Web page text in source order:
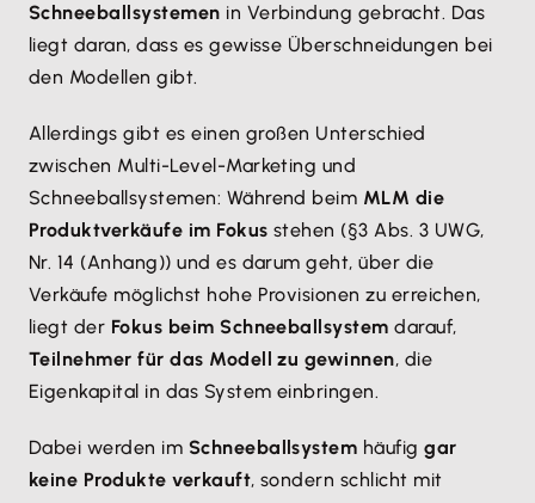
Schneeballsystemen in Verbindung gebracht. Das
liegt daran, dass es gewisse Überschneidungen bei
den Modellen gibt.
Allerdings gibt es einen großen Unterschied
zwischen Multi-Level-Marketing und
Schneeballsystemen: Während beim MLM die
Produktverkäufe im Fokus stehen (§3 Abs. 3 UWG,
Nr. 14 (Anhang)) und es darum geht, über die
Verkäufe möglichst hohe Provisionen zu erreichen,
liegt der Fokus beim Schneeballsystem darauf,
Teilnehmer für das Modell zu gewinnen, die
Eigenkapital in das System einbringen.
Dabei werden im Schneeballsystem häufiggar
keine Produkte verkauft, sondern schlicht mit